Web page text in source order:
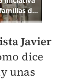
Javier
dice
unas